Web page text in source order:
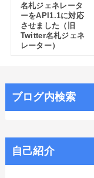
名札ジェネレータ
ーをAPI1.1に対応
させました（旧
Twitter名札ジェネ
レーター）
ブログ内検索
自己紹介